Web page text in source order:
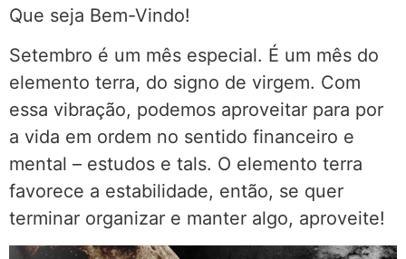
Que seja Bem-Vindo!
Setembro é um mês especial. É um mês do
elemento terra, do signo de virgem. Com
essa vibração, podemos aproveitar para por
a vida em ordem no sentido financeiro e
mental – estudos e tals. O elemento terra
favorece a estabilidade, então, se quer
terminar organizar e manter algo, aproveite!